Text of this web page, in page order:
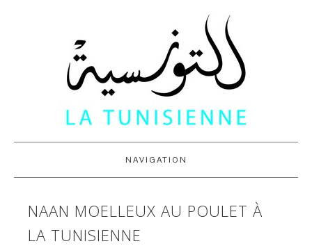
NAVIGATION
NAAN MOELLEUX AU POULET À
LA TUNISIENNE